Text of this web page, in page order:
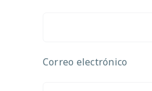
Correo electrónico